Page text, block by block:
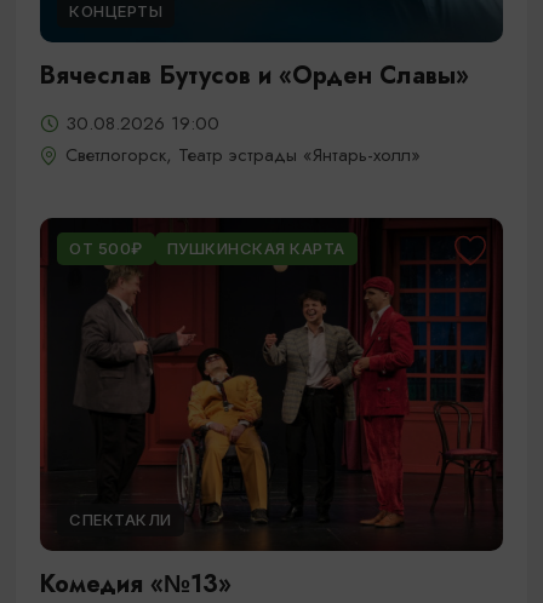
КОНЦЕРТЫ
Вячеслав Бутусов и «Орден Славы»
30.08.2026 19:00
Светлогорск, Театр эстрады «Янтарь-холл»
ОТ 500₽ ПУШКИНСКАЯ КАРТА
СПЕКТАКЛИ
Комедия «№13»